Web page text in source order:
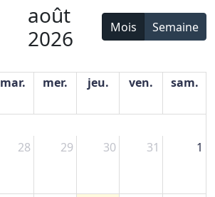
août
2026
Mois Semaine
mar. mer. jeu. ven. sam.
28 29 30 31 1